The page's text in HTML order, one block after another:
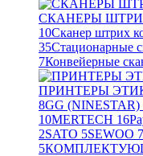
СКАНЕРЫ
10Сканер штрих
35Стационарные
7Конвейерные
ПРИНТЕРЫ
8GG (NINESTAR)
10MERTECH 16
2SATO 5SEWOO 7
5